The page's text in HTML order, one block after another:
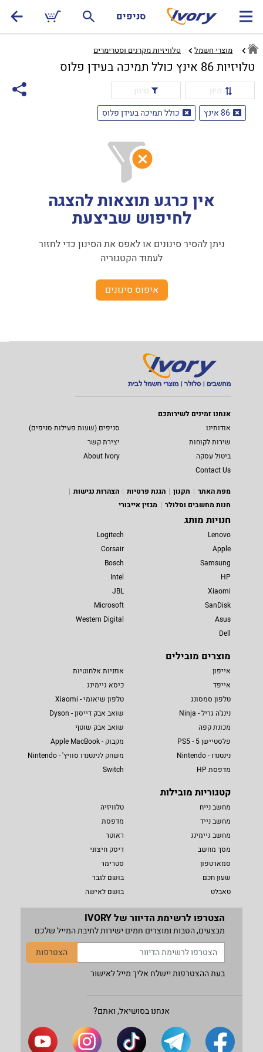
סניפים
מוצרי חשמל טלוויזיות מקרנים וסטרימרים‏
טלויזיות 86 אינץ כולל תמיכה בעידן פלוס
מיון
סינון
86 אינץ
כולל תמיכה בעידן פלוס
אין כרגע תוצאות להצגה
לחיפוש שביצעת
ניתן להסיר סינונים או לאפס את הסינון כדי לחזור
לעמוד הקטגוריה
איפוס סינונים
אנחנו זמינים לשירותכם
אודותינו
סניפים (שעות פעילות סניפים)
שירות לקוחות
יצירת קשר
ביטול עסקה
About Ivory
Contact Us
מפת האתר
תקנון הגנת פרטיות
הצהרות נגישות
חנות מחשבים וסלולר
מגזין אייבורי
חנויות מותג
Lenovo
Apple
Samsung
HP
Xiaomi
SanDisk
Asus
Dell
Logitech
Corsair
Bosch
Intel
JBL
Microsoft
Western Digital
מוצרים מובילים
אייפון
אייפד
טלפון סמסונג
נינג'ה גריל - Ninja
מכונת קפה
פלסטיישן 5 - PS5
נינטנדו - Nintendo
מדפסת HP
אוזניות אלחוטיות
כיסא גיימינג
טלפון שיאומי - Xiaomi
שואב אבק דייסון - Dyson
שואב אבק שוטף
מקבוק - Apple MacBook
משחק לנינטנדו סוויץ' - Nintendo
Switch
קטגוריות מובילות
מחשב נייח
מחשב נייד
מחשב גיימינג
מסך מחשב
סמארטפון
שעון חכם
טאבלט
טלוויזיה
מדפסת
ראוטר
דיסק חיצוני
סטרימר
בושם לגבר
בושם לאישה
הצטרפו לרשימת הדיוור של IVORY
מבצעים, הטבות ומוצרים חמים ישירות לתיבת המייל שלכם
הצטרפות
בעת ההצטרפות יישלח אליך מייל לאישור
אנחנו בסושיאל, ואתם?